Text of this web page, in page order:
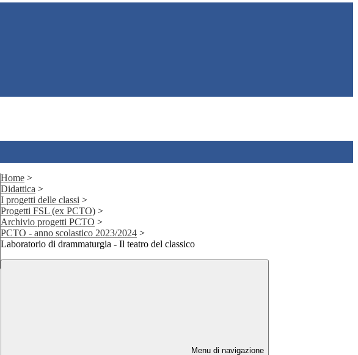
Home >
Didattica >
I progetti delle classi >
Progetti FSL (ex PCTO) >
Archivio progetti PCTO >
PCTO - anno scolastico 2023/2024 >
Laboratorio di drammaturgia - Il teatro del classico
Menu di navigazione